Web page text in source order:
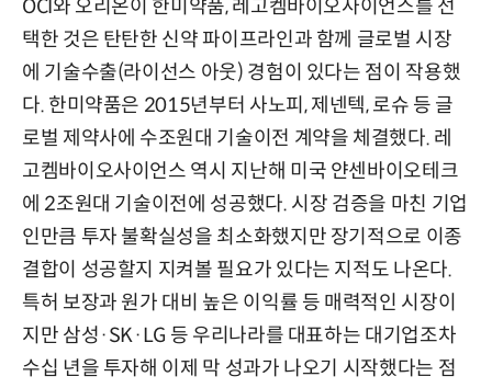
OCI와 오리온이 한미약품, 레고켐바이오사이언스를 선
택한 것은 탄탄한 신약 파이프라인과 함께 글로벌 시장
에 기술수출(라이선스 아웃) 경험이 있다는 점이 작용했
다. 한미약품은 2015년부터 사노피, 제넨텍, 로슈 등 글
로벌 제약사에 수조원대 기술이전 계약을 체결했다. 레
고켐바이오사이언스 역시 지난해 미국 얀센바이오테크
에 2조원대 기술이전에 성공했다. 시장 검증을 마친 기업
인만큼 투자 불확실성을 최소화했지만 장기적으로 이종
결합이 성공할지 지켜볼 필요가 있다는 지적도 나온다.
특허 보장과 원가 대비 높은 이익률 등 매력적인 시장이
지만 삼성·SK·LG 등 우리나라를 대표하는 대기업조차
수십 년을 투자해 이제 막 성과가 나오기 시작했다는 점